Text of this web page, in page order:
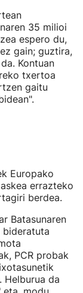
35 milioi
espero du,
gain; guztira,
Kontuan
txertoa
gaitu
Europako
errazteko
berdea.
Batasunaren
bideratuta
PCR probak
da